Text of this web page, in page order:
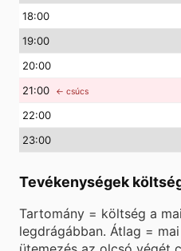
18:00
19:00
20:00
21:00 ← csúcs
22:00
23:00
Tevékenységek
Tartomány = költség a
legdrágábban. Átlag =